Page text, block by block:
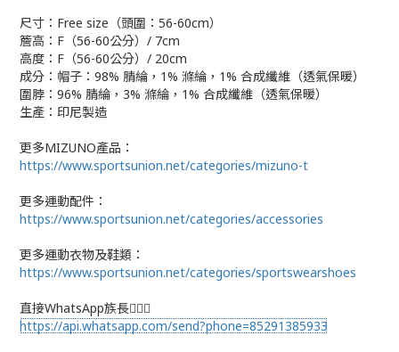
尺寸：Free size（頭圍：56-60cm）
簷高：F（56-60公分）/ 7cm
高度：F（56-60公分）/ 20cm
成分： 帽子：98% 腈綸，1% 滌綸，1% 合成纖維（透氣保暖）
圍脖：96% 腈綸，3% 滌綸，1% 合成纖維（透氣保暖）
生產： 印尼製造
更多MIZUNO產品：
https://www.sportsunion.net/categories/mizuno-t
更多運動配件：
https://www.sportsunion.net/categories/accessories
更多運動衣物及鞋類：
https://www.sportsunion.net/categories/sportswearshoes
直接WhatsApp族長🙆🏻‍♂
https://api.whatsapp.com/send?phone=85291385933